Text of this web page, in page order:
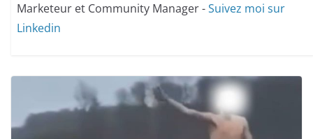
Marketeur et Community Manager -Suivez moi sur
Linkedin